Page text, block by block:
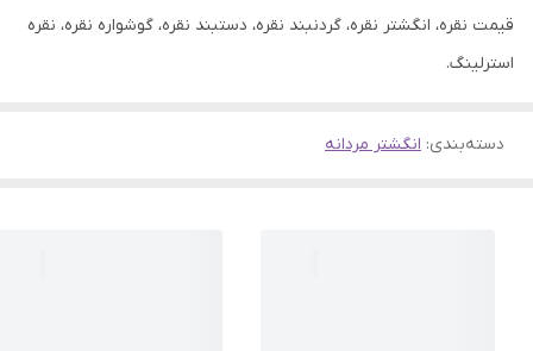
قیمت نقره، انگشتر نقره، گردنبند نقره، دستبند نقره، گوشواره نقره، نقره
استرلینگ.
دسته‌بندی: انگشتر مردانه